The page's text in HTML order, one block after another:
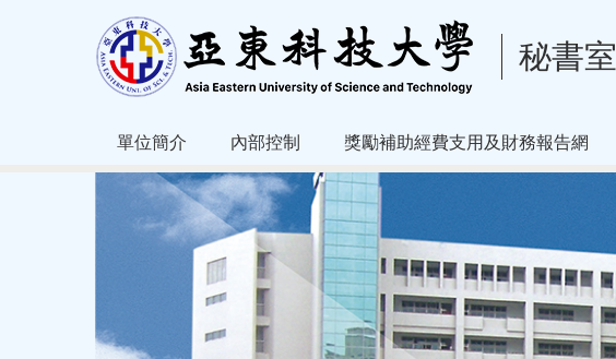
秘書室
單位簡介 內部控制 獎勵補助經費支用及財務報告網